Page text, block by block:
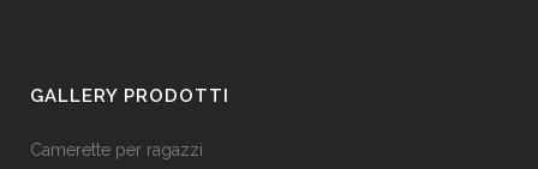
GALLERY PRODOTTI
Camerette per ragazzi